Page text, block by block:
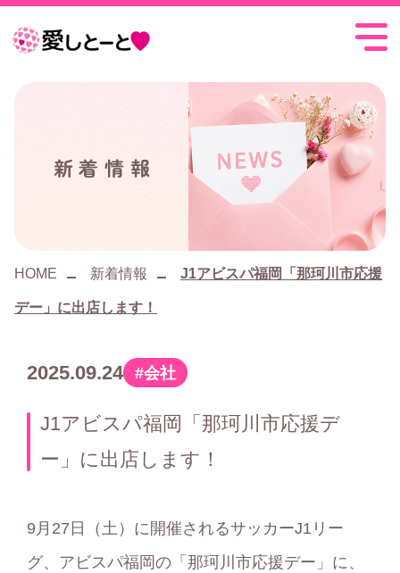
愛
新着情報
HOME 新着情報 J1アビスパ福岡「那珂川市応援
デー」に出店します！
J1アビスパ福岡「那珂川市応援デ
ー」に出店します！
2025.09.24カ 会社
9月27日（土）に開催されるサッカーJ1リー
グ、アビスパ福岡の「那珂川市応援デー」に、